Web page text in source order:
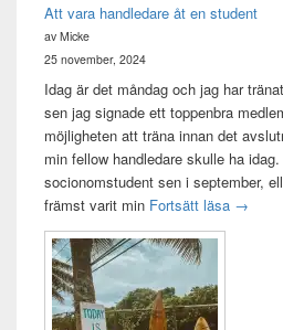
Att vara handledare åt en student
av Micke
25 november, 2024
Idag är det måndag och jag har
sen jag signade ett toppenbra
möjligheten att träna innan det
min fellow handledare skulle ha
socionomstudent sen i september,
främst varit min Fortsätt läsa Att
→